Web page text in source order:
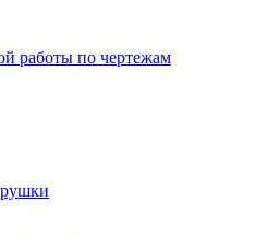
работы по чертежам